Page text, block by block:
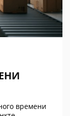
времени